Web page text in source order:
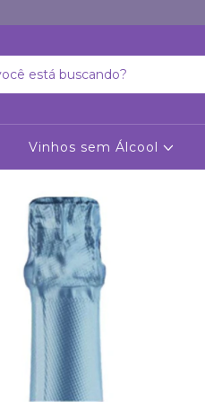
Vinhos sem Álcool